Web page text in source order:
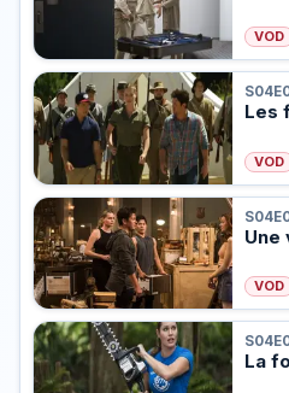
VOD
Les
VOD
Une
VOD
La